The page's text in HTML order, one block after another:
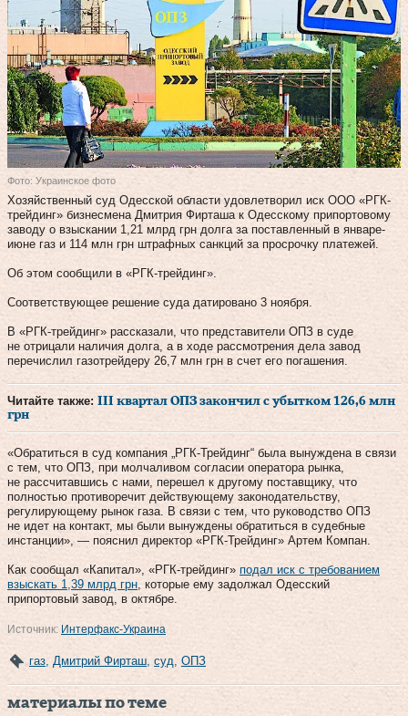
Фото: Украинское фото
Хозяйственный суд Одесской области удовлетворил иск ООО «РГК-
трейдинг» бизнесмена Дмитрия Фирташа к Одесскому припортовому
заводу о взыскании 1,21 млрд грн долга за поставленный в январе-
июне газ и 114 млн грн штрафных санкций за просрочку платежей.
Об этом сообщили в «РГК-трейдинг».
Соответствующее решение суда датировано 3 ноября.
В «РГК-трейдинг» рассказали, что представители ОПЗ в суде
не отрицали наличия долга, а в ходе рассмотрения дела завод
перечислил газотрейдеру 26,7 млн грн в счет его погашения.
Читайте также: III квартал ОПЗ закончил с убытком 126,6 млн
грн
«Обратиться в суд компания „РГК-Трейдинг“ была вынуждена в связи
с тем, что ОПЗ, при молчаливом согласии оператора рынка,
не рассчитавшись с нами, перешел к другому поставщику, что
полностью противоречит действующему законодательству,
регулирующему рынок газа. В связи с тем, что руководство ОПЗ
не идет на контакт, мы были вынуждены обратиться в судебные
инстанции», — пояснил директор «РГК-Трейдинг» Артем Компан.
Как сообщал «Капитал», «РГК-трейдинг» подал иск с требованием
взыскать 1,39 млрд грн , которые ему задолжал Одесский
припортовый завод, в октябре.
Источник: Интерфакс-Украина
газ Дмитрий Фирташ суд ОПЗ
материалы по теме